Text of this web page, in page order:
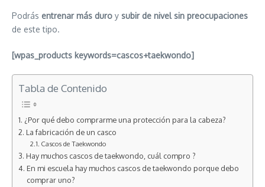
Podrás entrenar más duro y subir de nivel sin preocupaciones
de este tipo.
[wpas_products keywords=cascos+taekwondo]
Tabla de Contenido
¿Por qué debo comprarme una protección para la cabeza?
La fabricación de un casco
Cascos de Taekwondo
Hay muchos cascos de taekwondo, cuál compro ?
En mi escuela hay muchos cascos de taekwondo porque debo
comprar uno?